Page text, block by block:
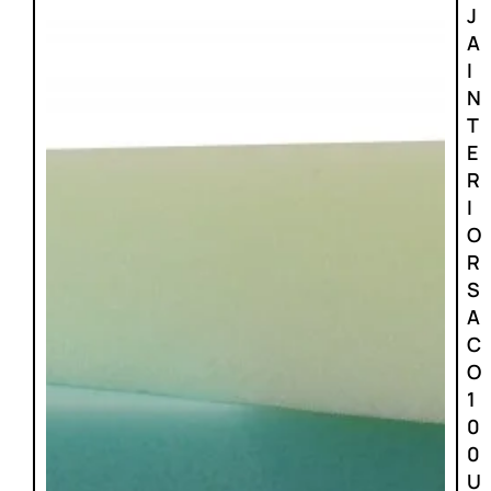
J
A
I
N
T
E
R
I
O
R
S
A
C
O
1
0
0
U